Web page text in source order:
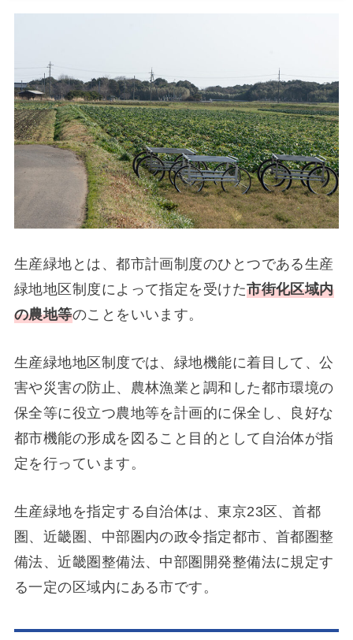
生産緑地とは、都市計画制度のひとつである生産
緑地地区制度によって指定を受けた市街化区域内
の農地等のことをいいます。
生産緑地地区制度では、緑地機能に着目して、公
害や災害の防止、農林漁業と調和した都市環境の
保全等に役立つ農地等を計画的に保全し、良好な
都市機能の形成を図ること目的として自治体が指
定を行っています。
生産緑地を指定する自治体は、東京23区、首都
圏、近畿圏、中部圏内の政令指定都市、首都圏整
備法、近畿圏整備法、中部圏開発整備法に規定す
る一定の区域内にある市です。